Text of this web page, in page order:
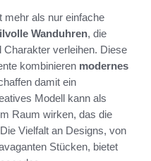
mehr als nur einfache
Wanduhren, die
verleihen. Diese
kombinieren modernes
damit ein
Modell kann als
Raum wirken, das die
Vielfalt an Designs, von
Stücken, bietet